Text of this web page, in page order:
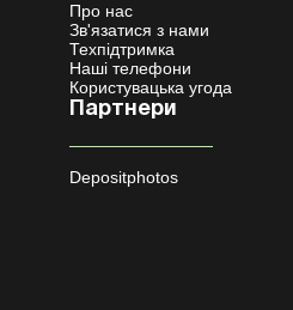
Про нас
Зв'язатися з нами
Техпідтримка
Наші телефони
Користувацька угода
Партнери
Depositphotos